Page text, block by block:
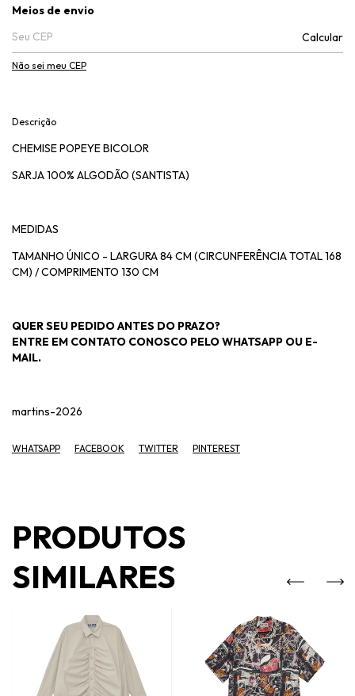
Entregas para o CEP:
Meios de envio
Calcular
Não sei meu CEP
Descrição
CHEMISE POPEYE BICOLOR
SARJA 100% ALGODÃO (SANTISTA)
MEDIDAS
TAMANHO ÚNICO - LARGURA 84 CM (CIRCUNFERÊNCIA TOTAL 168
CM) / COMPRIMENTO 130 CM
QUER SEU PEDIDO ANTES DO PRAZO?
ENTRE EM CONTATO CONOSCO PELO WHATSAPP OU E-
MAIL.
martins-2026
WHATSAPP FACEBOOK TWITTER PINTEREST
PRODUTOS
SIMILARES